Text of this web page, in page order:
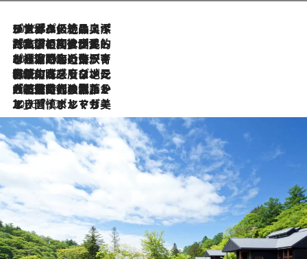
2026.8.8
リスボンの絶品スイーツ「パステル・デ・ナタ」とは？ポルトガル伝統の奥深い世界へ
2026.7.27
「私の祖国はポルトガル語です」国民的詩人フェルナンド・ペソアと、彼が愛した文学の街を歩く
2026.7.26
ポルトガル近海が育む極上の海の幸。キリリと冷えた白ワインと愉しむ、シーフード専門店の贅沢
2026.7.22
伝統の味をモダンに昇華。高感度な地元客が集う、リスボンの最旬ガストロノミー
2026.7.21
大航海時代の栄華から、震災、独裁、そして革命へ。ポルトガル・首都リスボンの石畳に刻まれた「歴史の光と影」
2026.7.13
エッセイ・ヤマザキマリ「慎ましくも美しき国 ポルトガル」